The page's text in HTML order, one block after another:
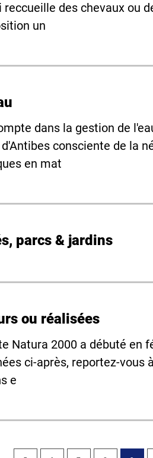
reccueille des chevaux ou
un
dans la gestion de
consciente de la
en mat
parcs & jardins
ou réalisées
Natura 2000 a débuté en
ci-après, reportez-
e